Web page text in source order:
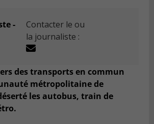
-
Contacter le ou
la journaliste :
des transports en commun
métropolitaine de
les autobus, train de